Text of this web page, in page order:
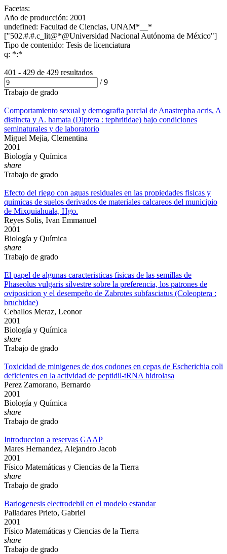
Facetas:
Año de producción: 2001
undefined: Facultad de Ciencias, UNAM*__*
["502.#.#.c_lit@*@Universidad Nacional Autónoma de México"]
Tipo de contenido: Tesis de licenciatura
q: *:*
401 - 429 de 429 resultados
/9
Trabajo de grado
Comportamiento sexual y demografia parcial de Anastrepha acris, A
distincta y A. hamata (Diptera : tephritidae) bajo condiciones
seminaturales y de laboratorio
Miguel Mejia, Clementina
2001
Biología y Química
share
Trabajo de grado
Efecto del riego con aguas residuales en las propiedades fisicas y
quimicas de suelos derivados de materiales calcareos del municipio
de Mixquiahuala, Hgo.
Reyes Solis, Ivan Emmanuel
2001
Biología y Química
share
Trabajo de grado
El papel de algunas caracteristicas fisicas de las semillas de
Phaseolus vulgaris silvestre sobre la preferencia, los patrones de
oviposicion y el desempeño de Zabrotes subfasciatus (Coleoptera :
bruchidae)
Ceballos Meraz, Leonor
2001
Biología y Química
share
Trabajo de grado
Toxicidad de minigenes de dos codones en cepas de Escherichia coli
deficientes en la actividad de peptidil-tRNA hidrolasa
Perez Zamorano, Bernardo
2001
Biología y Química
share
Trabajo de grado
Introduccion a reservas GAAP
Mares Hernandez, Alejandro Jacob
2001
Físico Matemáticas y Ciencias de la Tierra
share
Trabajo de grado
Bariogenesis electrodebil en el modelo estandar
Palladares Prieto, Gabriel
2001
Físico Matemáticas y Ciencias de la Tierra
share
Trabajo de grado